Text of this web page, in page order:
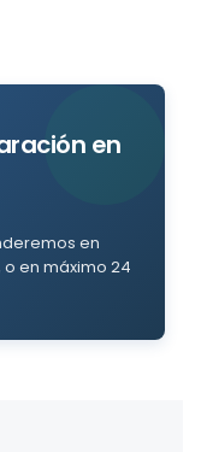
en
en
en máximo 24